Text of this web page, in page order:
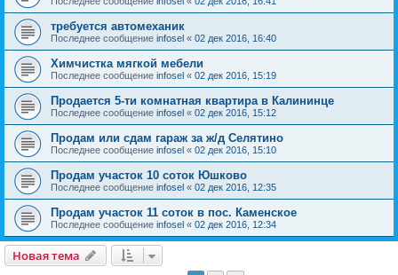
требуется автомеханик
Последнее сообщение infosel « 02 дек 2016, 16:40
Химчистка мягкой мебели
Последнее сообщение infosel « 02 дек 2016, 15:19
Продается 5-ти комнатная квартира в Калининце
Последнее сообщение infosel « 02 дек 2016, 15:12
Продам или сдам гараж за ж/д Селятино
Последнее сообщение infosel « 02 дек 2016, 15:10
Продам участок 10 соток Юшково
Последнее сообщение infosel « 02 дек 2016, 12:35
Продам участок 11 соток в пос. Каменское
Последнее сообщение infosel « 02 дек 2016, 12:34
Новая тема